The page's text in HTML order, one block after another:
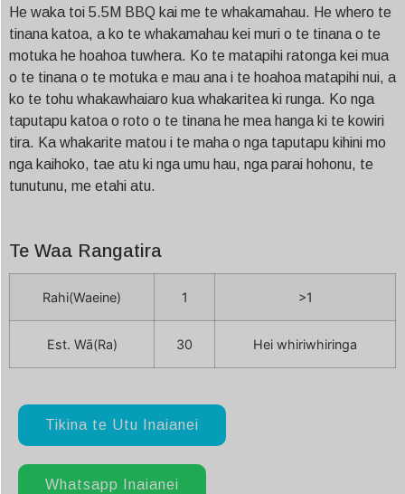
He waka toi 5.5M BBQ kai me te whakamahau. He whero te
tinana katoa, a ko te whakamahau kei muri o te tinana o te
motuka he hoahoa tuwhera. Ko te matapihi ratonga kei mua
o te tinana o te motuka e mau ana i te hoahoa matapihi nui, a
ko te tohu whakawhaiaro kua whakaritea ki runga. Ko nga
taputapu katoa o roto o te tinana he mea hanga ki te kowiri
tira. Ka whakarite matou i te maha o nga taputapu kihini mo
nga kaihoko, tae atu ki nga umu hau, nga parai hohonu, te
tunutunu, me etahi atu.
Te Waa Rangatira
Rahi(Waeine) 1 >1
Est. Wā(Ra) 30 Hei whiriwhiringa
Tikina te Utu Inaianei
Whatsapp Inaianei